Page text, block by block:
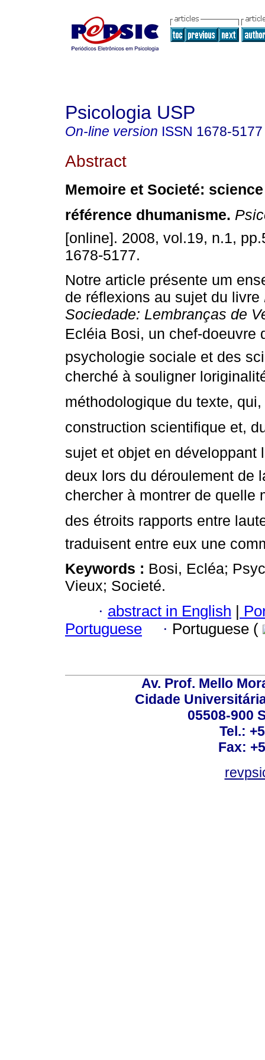
Psicologia USP
On-line version ISSN 1678-5177
Abstract
Memoire et Societé:
référence dhumanisme.
[online]. 2008, vol.19, n.1,
1678-5177.
Notre article présente um
de réflexions au sujet du livre
Sociedade: Lembranças de
Ecléia Bosi, un chef-doeuvre
psychologie sociale et des
cherché à souligner
méthodologique du texte,
construction scientifique et,
sujet et objet en développant
deux lors du déroulement de
chercher à montrer de quelle
des étroits rapports entre
traduisent entre eux une
Keywords : Bosi, Ecléa;
Vieux; Societé.
· abstract in English |
Portuguese
· Portuguese (
Av. Prof. Mello
Cidade
05508-900
Tel.:
Fax: